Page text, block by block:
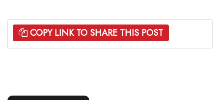
COPY LINK TO SHARE THIS POST